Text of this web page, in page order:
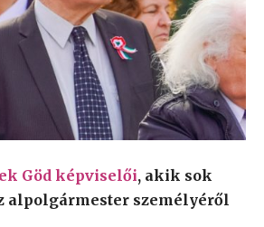
Göd képviselői, akik sok
alpolgármester személyéről